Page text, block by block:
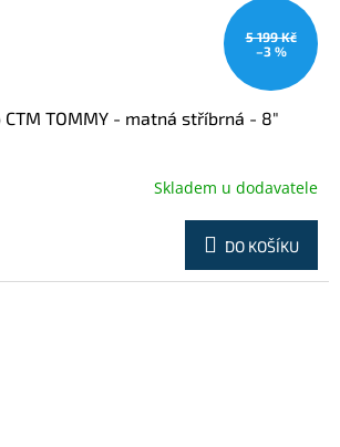
5 199 Kč
–3 %
TOMMY - matná stříbrná - 8"
Skladem u dodavatele
DO KOŠÍKU